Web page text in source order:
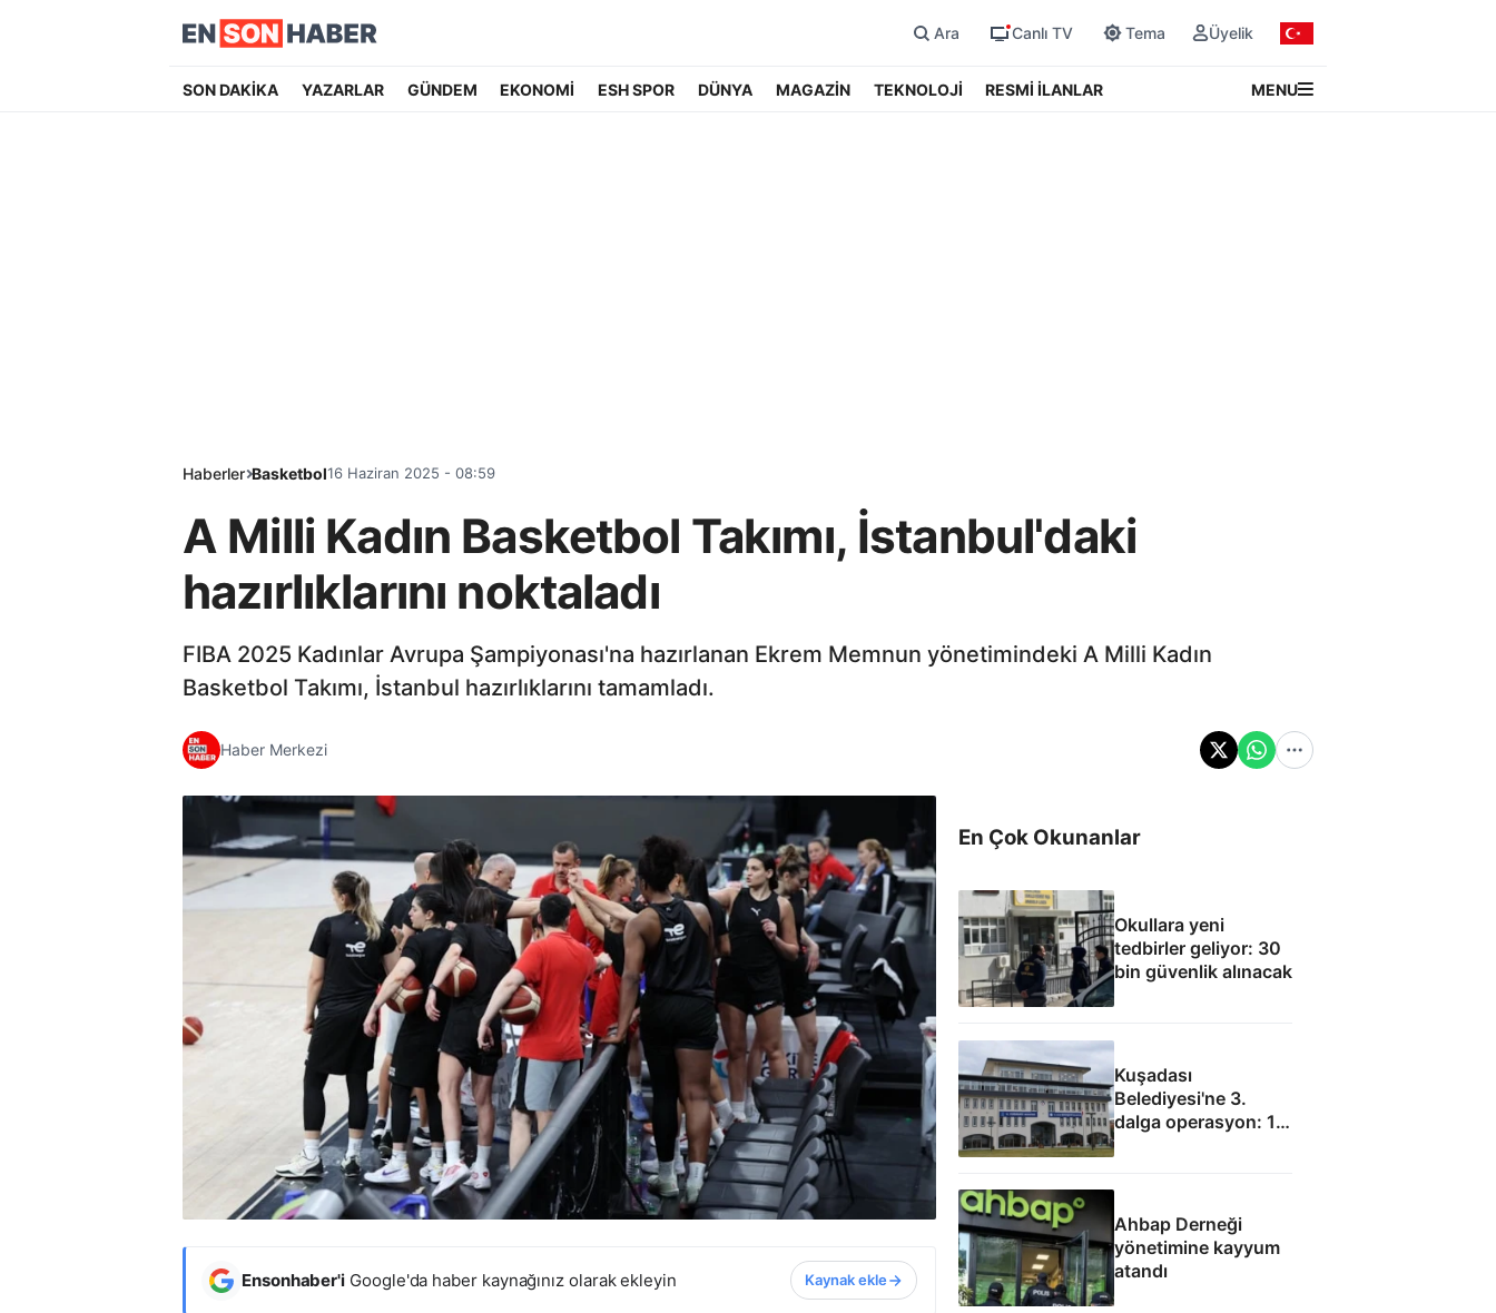
Ara Canlı TV Tema Üyelik
SON DAKİKA YAZARLAR GÜNDEM EKONOMİ ESH SPOR DÜNYA MAGAZİN TEKNOLOJİ RESMİ İLANLAR MENU
Haberler Basketbol16 Haziran 2025 - 08:59
A Milli Kadın Basketbol Takımı, İstanbul'daki
hazırlıklarını noktaladı
FIBA 2025 Kadınlar Avrupa Şampiyonası'na hazırlanan Ekrem Memnun yönetimindeki A Milli Kadın
Basketbol Takımı, İstanbul hazırlıklarını tamamladı.
Haber Merkezi
Ensonhaber'i Google'da haber kaynağınız olarak ekleyin Kaynak ekle
En Çok Okunanlar
Okullara yeni
tedbirler geliyor: 30
bin güvenlik alınacak
Kuşadası
Belediyesi'ne 3.
dalga operasyon: 15
gözaltı
Ahbap Derneği
yönetimine kayyum
atandı